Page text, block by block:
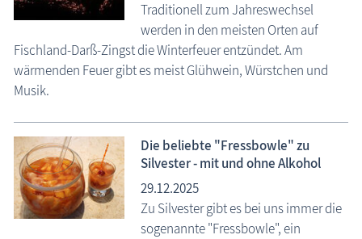
Traditionell zum Jahreswechsel
werden in den meisten Orten auf
Fischland-Darß-Zingst die Winterfeuer entzündet. Am
wärmenden Feuer gibt es meist Glühwein, Würstchen und
Musik.
Die beliebte "Fressbowle" zu
Silvester - mit und ohne Alkohol
29.12.2025
Zu Silvester gibt es bei uns immer die
sogenannte "Fressbowle", ein